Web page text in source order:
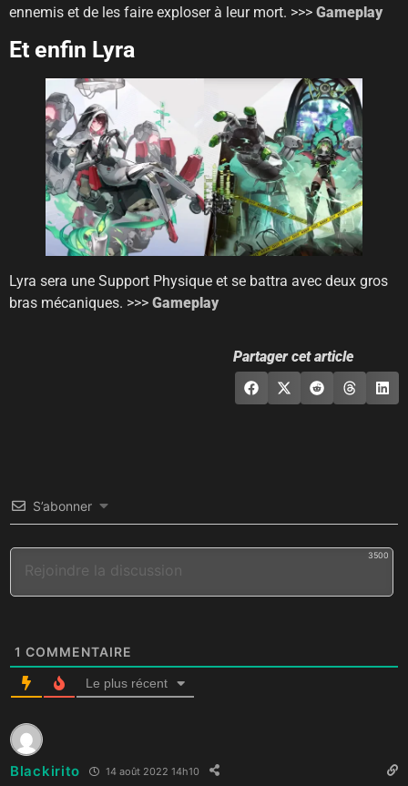
ennemis et de les faire exploser à leur mort. >>> Gameplay
Et enfin Lyra
Lyra sera une Support Physique et se battra avec deux gros
bras mécaniques. >>> Gameplay
Partager cet article
S’abonner
3500
1 COMMENTAIRE
Le plus récent
Blackirito 14 août 2022 14h10